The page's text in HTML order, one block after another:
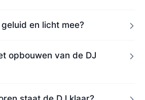
en licht mee?
opbouwen van de DJ